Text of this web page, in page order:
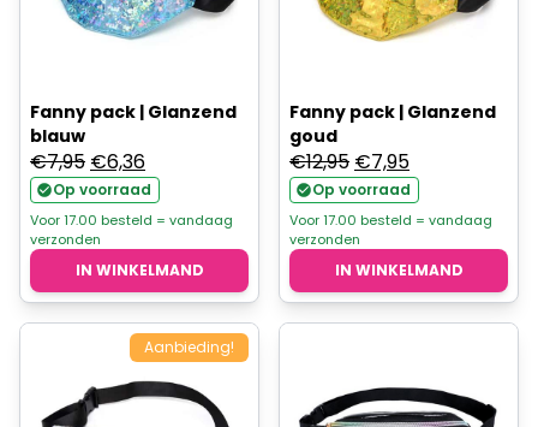
Fanny pack | Glanzend
blauw
€7,95 Oorspronkelijke
prijs
was:
€7,95.
€6,36Huidige
prijs
is:
€6,36.
Op voorraad
Voor 17.00 besteld = vandaag
verzonden
IN WINKELMAND
Fanny pack | Glanzend
goud
€12,95 Oorspronkelijke
prijs
was:
€12,95.
€7,95Huidige
prijs
is:
€7,95.
Op voorraad
Voor 17.00 besteld = vandaag
verzonden
IN WINKELMAND
Aanbieding!